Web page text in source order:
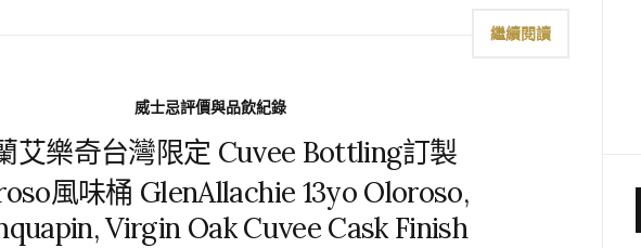
繼續閱讀
威士忌評價與品飲紀錄
艾樂奇台灣限定 Cuvee Bottling訂製
風味桶 GlenAllachie 13yo Oloroso,
Virgin Oak Cuvee Cask Finish